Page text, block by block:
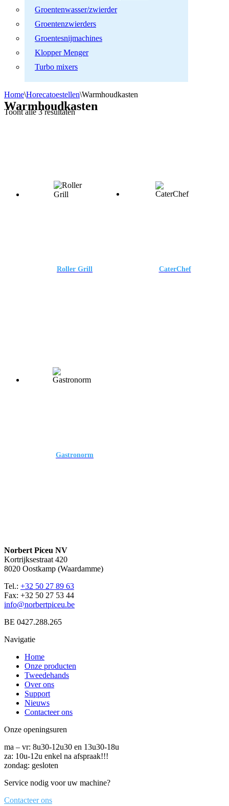
Groentenwasser/zwierder
Groentenzwierders
Groentesnijmachines
Klopper Menger
Turbo mixers
Home\Horecatoestellen\Warmhoudkasten
Toont alle 3 resultaten
Warmhoudkasten
Roller Grill CaterChef
Gastronorm
Norbert Piceu NV
Kortrijksestraat 420
8020 Oostkamp (Waardamme)
Tel.: +32 50 27 89 63
Fax: +32 50 27 53 44
info@norbertpiceu.be
BE 0427.288.265
Navigatie
Home
Onze producten
Tweedehands
Over ons
Support
Nieuws
Contacteer ons
Onze openingsuren
ma – vr: 8u30-12u30 en 13u30-18u
za: 10u-12u enkel na afspraak!!!
zondag: gesloten
Service nodig voor uw machine?
Contacteer ons